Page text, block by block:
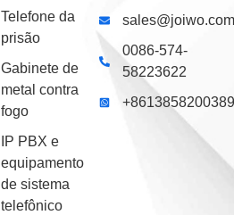
Telefone da
prisão
Gabinete de
metal contra
fogo
IP PBX e
equipamento
de sistema
telefônico
sales@joiwo.com
0086-574-
58223622
+8613858200389